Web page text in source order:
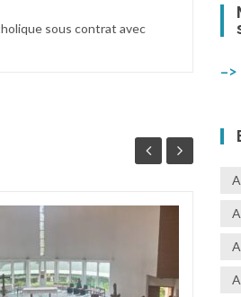
sous contrat avec